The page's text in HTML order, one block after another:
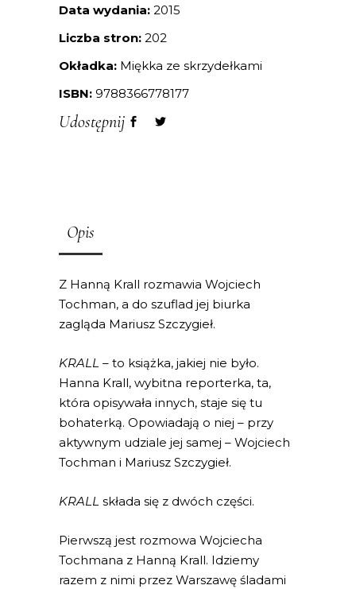
Data wydania: 2015
Liczba stron: 202
Okładka: Miękka ze skrzydełkami
ISBN: 9788366778177
Udostępnij
Opis
Z Hanną Krall rozmawia Wojciech
Tochman, a do szuflad jej biurka
zagląda Mariusz Szczygieł.
KRALL – to książka, jakiej nie było.
Hanna Krall, wybitna reporterka, ta,
która opisywała innych, staje się tu
bohaterką. Opowiadają o niej – przy
aktywnym udziale jej samej – Wojciech
Tochman i Mariusz Szczygieł.
KRALL składa się z dwóch części.
Pierwszą jest rozmowa Wojciecha
Tochmana z Hanną Krall. Idziemy
razem z nimi przez Warszawę śladami